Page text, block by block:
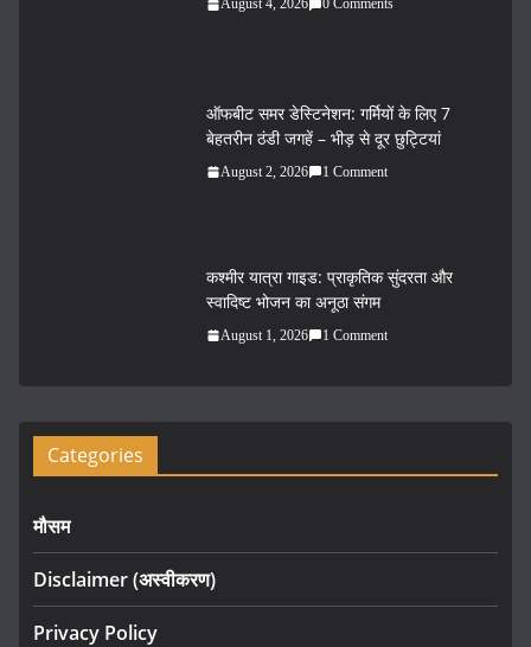
August 4, 2026 0 Comments
ऑफबीट समर डेस्टिनेशन: गर्मियों के लिए 7
बेहतरीन ठंडी जगहें – भीड़ से दूर छुट्टियां
August 2, 2026 1 Comment
कश्मीर यात्रा गाइड: प्राकृतिक सुंदरता और
स्वादिष्ट भोजन का अनूठा संगम
August 1, 2026 1 Comment
Categories
मौसम
Disclaimer (अस्वीकरण)
Privacy Policy